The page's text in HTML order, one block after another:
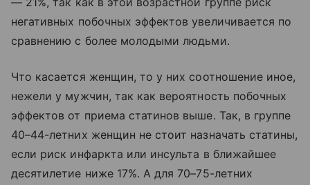
негативных побочных эффектов увеличивается по
сравнению с более молодыми людьми.
Что касается женщин, то у них соотношение иное,
нежели у мужчин, так как вероятность побочных
эффектов от приема статинов выше. Так, в группе
40–44-летних женщин не стоит назначать статины,
если риск инфаркта или инсульта в ближайшее
десятилетие ниже 17%. А для 70–75-летних